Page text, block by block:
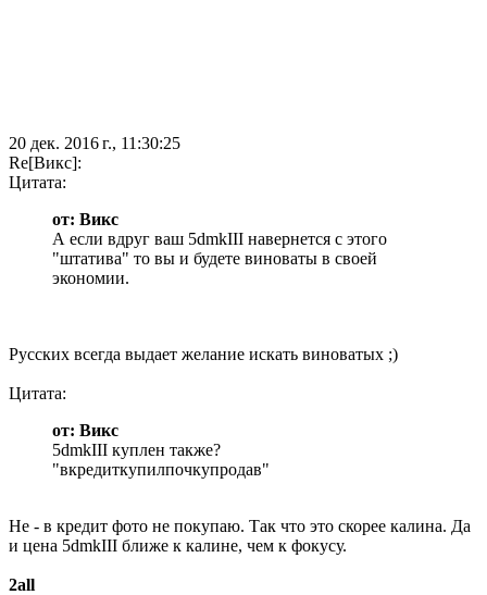
20 дек. 2016 г., 11:30:25
Re[Викс]:
Цитата:
от: Викс
А если вдруг ваш 5dmkIII навернется с этого
"штатива" то вы и будете виноваты в своей
экономии.
Русских всегда выдает желание искать виноватых ;)
Цитата:
от: Викс
5dmkIII куплен также?
"вкредиткупилпочкупродав"
Не - в кредит фото не покупаю. Так что это скорее калина. Да
и цена 5dmkIII ближе к калине, чем к фокусу.
2all